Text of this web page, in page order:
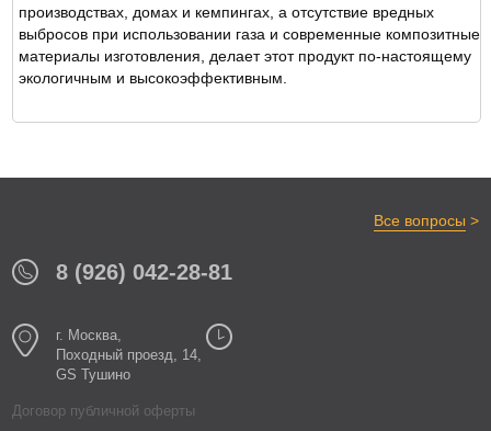
производствах, домах и кемпингах, а отсутствие вредных
выбросов при использовании газа и современные композитные
материалы изготовления, делает этот продукт по-настоящему
экологичным и высокоэффективным.
Все вопросы >
8 (926) 042-28-81
г. Москва,
Походный проезд, 14,
GS Тушино
Договор публичной оферты